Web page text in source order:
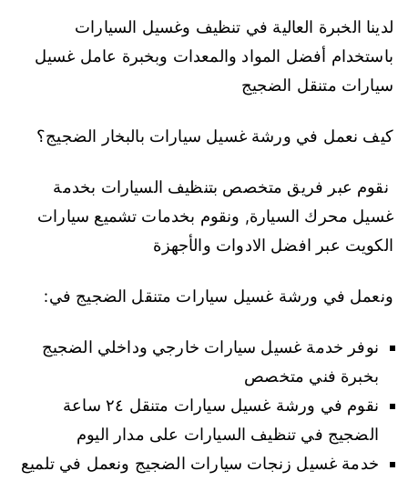
لدينا الخبرة العالية في تنظيف وغسيل السيارات
باستخدام أفضل المواد والمعدات وبخبرة عامل غسيل
سيارات متنقل الضجيج
كيف نعمل في ورشة غسيل سيارات بالبخار الضجيج؟
نقوم عبر فريق متخصص بتنظيف السيارات بخدمة
غسيل محرك السيارة, ونقوم بخدمات تشميع سيارات
الكويت عبر افضل الادوات والأجهزة
ونعمل في ورشة غسيل سيارات متنقل الضجيج في:
نوفر خدمة غسيل سيارات خارجي وداخلي الضجيج
بخبرة فني متخصص
نقوم في ورشة غسيل سيارات متنقل ٢٤ ساعة
الضجيج في تنظيف السيارات على مدار اليوم
خدمة غسيل زنجات سيارات الضجيج ونعمل في تلميع